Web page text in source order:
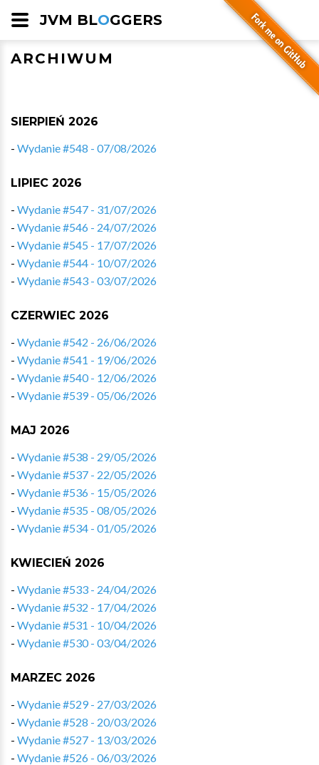
JVM BLOGGERS
ARCHIWUM
SIERPIEŃ 2026
- Wydanie #548 - 07/08/2026
LIPIEC 2026
- Wydanie #547 - 31/07/2026
- Wydanie #546 - 24/07/2026
- Wydanie #545 - 17/07/2026
- Wydanie #544 - 10/07/2026
- Wydanie #543 - 03/07/2026
CZERWIEC 2026
- Wydanie #542 - 26/06/2026
- Wydanie #541 - 19/06/2026
- Wydanie #540 - 12/06/2026
- Wydanie #539 - 05/06/2026
MAJ 2026
- Wydanie #538 - 29/05/2026
- Wydanie #537 - 22/05/2026
- Wydanie #536 - 15/05/2026
- Wydanie #535 - 08/05/2026
- Wydanie #534 - 01/05/2026
KWIECIEŃ 2026
- Wydanie #533 - 24/04/2026
- Wydanie #532 - 17/04/2026
- Wydanie #531 - 10/04/2026
- Wydanie #530 - 03/04/2026
MARZEC 2026
- Wydanie #529 - 27/03/2026
- Wydanie #528 - 20/03/2026
- Wydanie #527 - 13/03/2026
- Wydanie #526 - 06/03/2026